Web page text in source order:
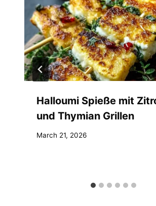
Halloumi Spieße mit
und Thymian Grillen
March 21, 2026